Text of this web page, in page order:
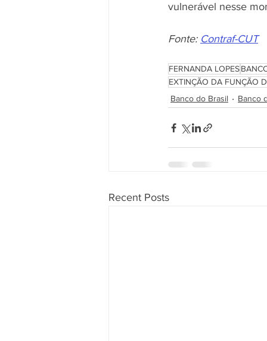
vulnerável nesse
Fonte: Contraf-CUT
FERNANDA LOPES
EXTINÇÃO DA FUNÇÃO
Banco do Brasil
Banco
Recent Posts